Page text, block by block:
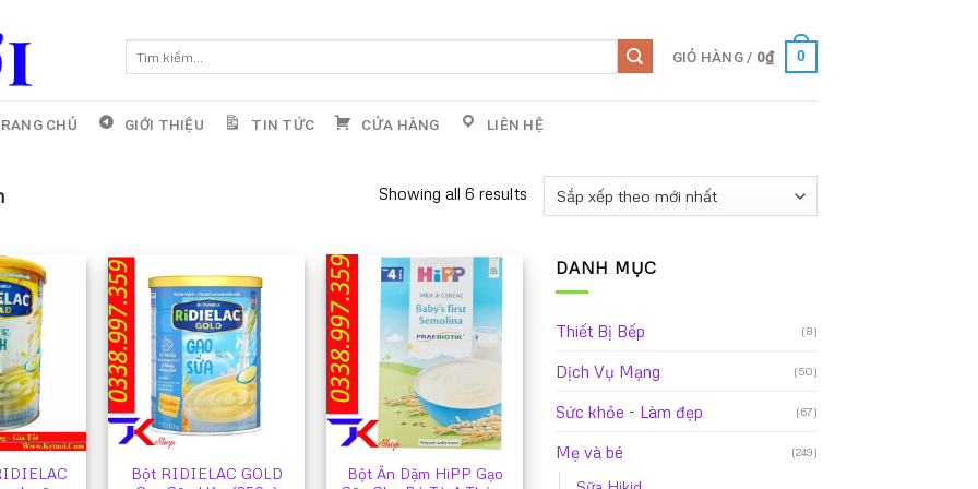
kiếm:
GIỎ HÀNG / 0₫ 0
CHỦ GIỚI THIỆU TIN TỨC CỬA HÀNG LIÊN HỆ
Showing all 6 results
Bột RIDIELAC GOLD
Bột Ăn Dặm HiPP Gạo
DANH MỤC
Thiết Bị Bếp (8)
Dịch Vụ Mạng (50)
Sức khỏe - Làm đẹp (67)
Mẹ và bé (249)